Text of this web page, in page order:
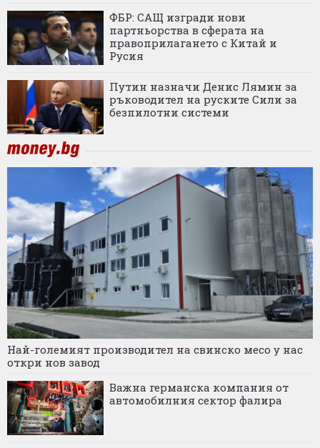
ФБР: САЩ изгради нови
партньорства в сферата на
правоприлагането с Китай и
Русия
Путин назначи Денис Лямин за
ръководител на руските Сили за
безпилотни системи
Най-големият производител на свинско месо у нас
откри нов завод
Важна германска компания от
автомобилния сектор фалира